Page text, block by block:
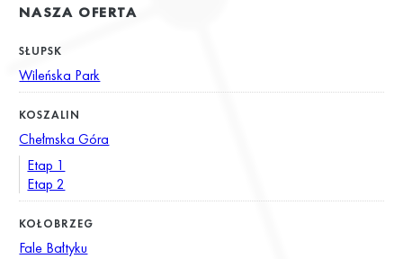
NASZA OFERTA
SŁUPSK
Wileńska Park
KOSZALIN
Chełmska Góra
Etap 1
Etap 2
KOŁOBRZEG
Fale Bałtyku